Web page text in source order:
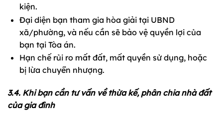
kiện.
Đại diện bạn tham gia hòa giải tại UBND
xã/phường, và nếu cần sẽ bảo vệ quyền lợi của
bạn tại Tòa án.
Hạn chế rủi ro mất đất, mất quyền sử dụng, hoặc
bị lừa chuyển nhượng.
3.4. Khi bạn cần tư vấn về thừa kế, phân chia nhà đất
của gia đình